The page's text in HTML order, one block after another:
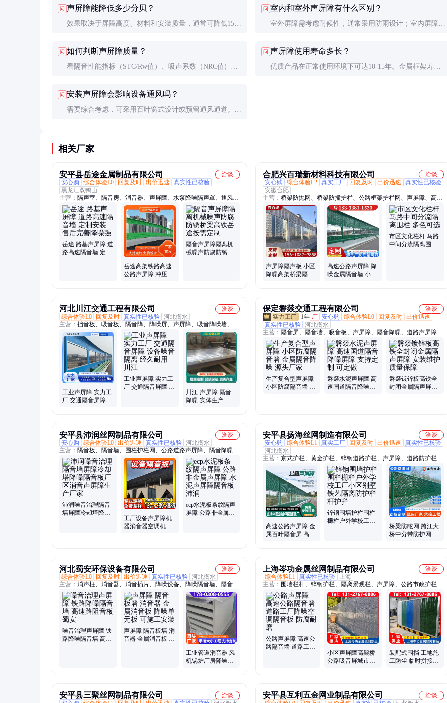
问 声屏障能降低多少分贝？
效果取决于屏障高度、材料和安装质量，通常可降低15-
问 室内和室外声屏障有什么区别？
室外屏障需考虑耐候性，通常采用防雨设计；室内屏障更
问 如何判断声屏障质量？
看隔音性能指标（STC/Rw值）、吸声系数（NRC值）、
和案例。
问 声屏障使用寿命多长？
优质产品在正常使用环境下可达10-15年。金属框架寿命
问 安装声屏障会影响设备通风吗？
需要综合考虑，可采用百叶窗式设计或预留通风通道。必
相关厂家
安平县岳途金属制品有限公司
洽谈
安心购
综合体验L0 回复及时 出价迅速
真实性已核验
黑龙江双鸭山
主营： 隔声室、隔音房、消音器、声屏障、水泵降噪隔声罩、通风管
道、复合钢格、隔音屏管道、消声器风机、钢格板防腐、平台网格
栅、镀锌钢格板、屏障百叶孔、不锈钢钢格板、钢格板格栅板、定制
钢结构地坪、消声器空调机组
岳途 路基声屏障 道
路高速隔音墙 定制
岳途高架铁路高速
公路声屏障 冲压拼
隔音声屏障隔离机
械噪声防腐防锈桥
合肥兴百瑞新材料科技有限公司
洽谈
安心购
综合体验L2 真实工厂 回复及时 出价迅速
真实性已核验
安徽合肥
主营： 桥梁防抛网、桥梁防撞护栏、公路框架护栏网、声屏障、高速
公路防眩网
声屏障隔声板 小区
降噪高架桥梁隔音
高速公路声屏障 降
噪金属隔音墙 小区
市区文化栏杆 马路
中间分流隔离围栏
河北川江交通工程有限公司
洽谈
综合体验L0
回复及时 真实性已核验 河北衡水
主营： 挡音板、吸音板、隔音降、降噪屏、声屏障、吸音降噪墙、降
噪声屏墙、消音板、铝合金、隔声屏、隔音墙、镀锌板、隔音板、彩
钢板、隔音屏障、空调外机、隔音屏体、金属筛网、隔音围挡、隔音
设施、吸音屏障、金属隔音屏、百叶吸声板、噪音阻音板、吸声金属
工业声屏障 实力工
厂 交通隔音屏障 设
工业声屏障 实力工
厂 交通隔音屏障 设
川江-声屏障-隔音
降噪-实体生产-按
保定磐燚交通工程有限公司
洽谈
1年 厂 安心购 综合体验L0 回复及时 出价迅速
真实性已核验 河北衡水
主营： 隔音屏、隔音墙、吸音板、声屏障、隔音降噪、道路声屏障、
工厂降噪隔音板、高速公路声屏障、桥梁声屏障、高速声屏障、快速
路声屏障、复合型声屏障、工厂声屏障、金属微孔声屏障、冷却塔声
屏障、全封闭式声屏障、水泥声屏障、铁路声屏障、小区声屏障、组
合透明声屏障、噪音屏障、水泥屏障板、道路透明吸音屏、吸音消音
屏障墙
生产复合型声屏障
小区防腐隔音墙 金
磐燚水泥声屏障 高
速国道隔音降噪屏
磐燚镀锌板高铁全
封闭金属隔声屏障
安平县沛润丝网制品有限公司
洽谈
安心购
综合体验L0 出价迅速 真实性已核验 河北衡水
主营： 隔音板、隔音墙、围栏护栏网、公路道路声屏障、隔音降噪声
屏障、高速公路声屏障、噪音治理声屏障、透明隔声屏、车间隔离
网、市政道路隔音屏、高速公路吸声屏、道路厂区隔音屏
沛润噪音治理隔音
墙屏障冷却塔降噪
工厂设备声屏障机
器消音器空调机组
ecp水泥板条纹隔声
屏障 公路非金属声
安平县扬海丝网制造有限公司
洽谈
安心购
综合体验L1 真实工厂 回复及时 出价迅速
真实性已核验
河北衡水
主营： 京式护栏、黄金护栏、锌钢道路护栏、声屏障、道路防护栏
杆、交通隔离栏杆、白色锌钢栏杆、锌钢围墙护栏、围墙栏杆、小区
围墙护栏、不锈钢复合管护栏、防眩网、铁马护栏、河道护栏、钢筋
网片、城市文化护栏、市政护栏、基坑护栏、施工护栏、道路护栏
高速公路声屏障 金
属百叶隔音屏 高架
锌钢围墙护栏围栏
栅栏户外学校工厂
桥梁防眩网 跨江大
桥中分带防护网 户
河北蜀安环保设备有限公司
洽谈
综合体验L0
回复及时 出价迅速 真实性已核验 河北衡水
主营： 消声柱、消音器、消音插片、降噪设备、降噪隔音墙、隔音降
噪插片、机房降噪消音片、隔音板墙、透明隔音墙、工业消声器、金
属吸音屏、金属消音板、电厂消声器、冷却塔吸音屏、阵列式消音
柱、墙面吸音模块、冷却塔消音柱、消声器消音柱、排气管消声器、
出风口消音片、进排风消声片、进出风口消声器、高速公路隔音墙、
厂房户外吸音板、高架小区隔音屏
噪音治理声屏障 铁
路降噪隔音墙 高速
声屏障 隔音板墙 消
音器 金属消音板 降
工业管道消音器 风
机锅炉厂房降噪降
上海岑功金属丝网制品有限公司
洽谈
综合体验L1 真实性已核验
上海
主营： 围墙栏杆、锌钢护栏、隔离景观栏、声屏障、公路市政护栏、
锌钢围墙护栏、铁艺防护栏杆
公路声屏障 高速公
路隔音墙 道路工厂
小区声屏障高架桥
公路吸音屏城市道
装配式围挡 工地施
工防尘 临时拼接式
安平县三聚丝网制品有限公司
洽谈
安平县互利五金网业制品有限公司
洽谈